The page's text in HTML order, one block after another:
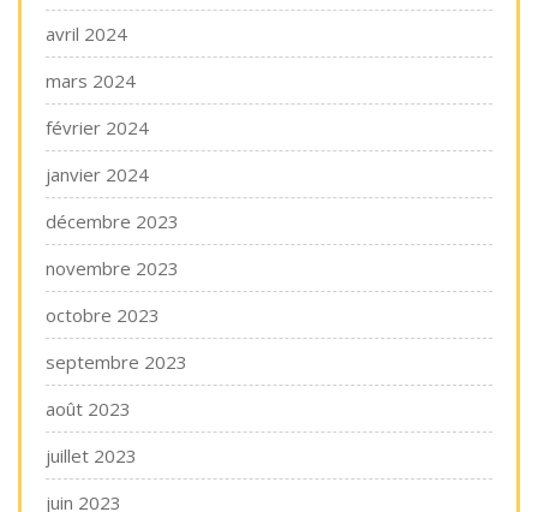
avril 2024
mars 2024
février 2024
janvier 2024
décembre 2023
novembre 2023
octobre 2023
septembre 2023
août 2023
juillet 2023
juin 2023